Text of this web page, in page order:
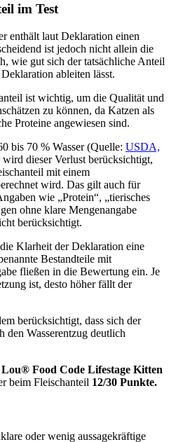
im Test
enthält laut Deklaration einen
ist jedoch nicht allein die
wie gut sich der tatsächliche Anteil
ableiten lässt.
ist wichtig, um die Qualität und
zu können, da Katzen als
Proteine angewiesen sind.
bis 70 % Wasser (Quelle: USDA,
dieser Verlust berücksichtigt,
mit einem
wird. Das gilt auch für
wie „Protein“, „tierisches
ohne klare Mengenangabe
berücksichtigt.
Klarheit der Deklaration eine
Bestandteile mit
fließen in die Bewertung ein. Je
ist, desto höher fällt der
berücksichtigt, dass sich der
den Wasserentzug deutlich
Lou® Food Code Lifestage Kitten
beim Fleischanteil 12/30 Punkte.
oder wenig aussagekräftige